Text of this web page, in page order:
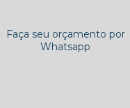
Faça seu orçamento por
Whatsapp